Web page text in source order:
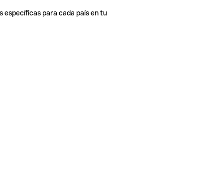
específicas para cada país en tu